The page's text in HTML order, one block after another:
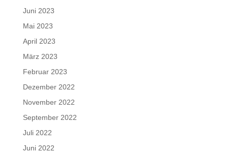
Juni 2023
Mai 2023
April 2023
März 2023
Februar 2023
Dezember 2022
November 2022
September 2022
Juli 2022
Juni 2022